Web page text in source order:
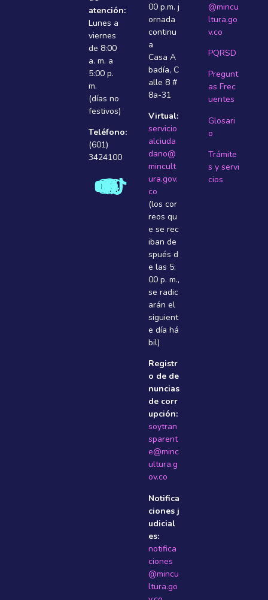
atención:
Lunes a
viernes
de 8:00
a. m. a
5:00 p.
m.
(días no
festivos)
Teléfono:
(601)
3424100
00 p.m. j
ornada
continu
a
Casa A
badí­a, C
alle 8 #
8a-31
Virtual:
servicio
alciuda
dano@
mincult
ura.gov.
co
(los cor
reos qu
e se rec
iban de
spués d
e las 5:
00 p. m.,
se radic
arán el
siguient
e dí­a há
bil)
Registr
o de de
nuncias
de corr
upción:
soytran
sparent
e@minc
ultura.g
ov.co
Notifica
ciones j
udicial
es:
notifica
ciones
@mincu
ltura.go
@mincu
ltura.go
v.co
PQRSD
Pregunt
as Frec
uentes
Glosari
o
Trámite
s y servi
cios